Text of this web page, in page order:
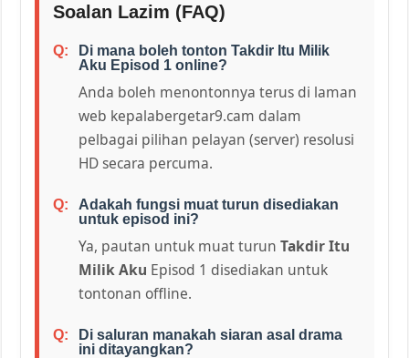
Soalan Lazim (FAQ)
Di mana boleh tonton Takdir Itu Milik
Aku Episod 1 online?
Anda boleh menontonnya terus di laman
web kepalabergetar9.cam dalam
pelbagai pilihan pelayan (server) resolusi
HD secara percuma.
Adakah fungsi muat turun disediakan
untuk episod ini?
Ya, pautan untuk muat turunTakdir Itu
Milik Aku Episod 1 disediakan untuk
tontonan offline.
Di saluran manakah siaran asal drama
ini ditayangkan?